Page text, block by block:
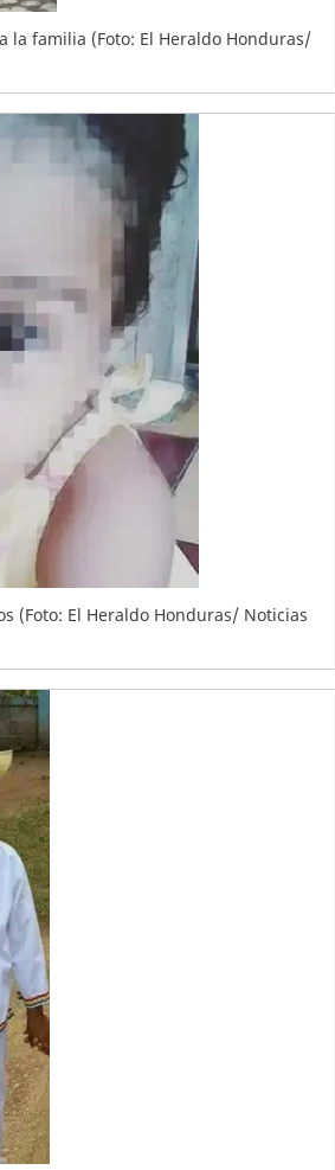
la familia (Foto: El Heraldo Honduras/
(Foto: El Heraldo Honduras/ Noticias